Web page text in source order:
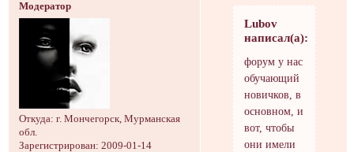
Модератор
Откуда: г. Мончегорск, Мурманская
обл.
Зарегистрирован: 2009-01-14
Lubov
написал(а):
форум у нас
обучающий
новичков, в
основном, и
вот, чтобы
они имели